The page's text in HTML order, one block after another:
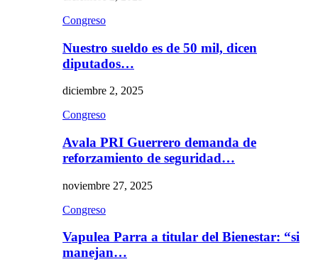
Congreso
Nuestro sueldo es de 50 mil, dicen
diputados…
diciembre 2, 2025
Congreso
Avala PRI Guerrero demanda de
reforzamiento de seguridad…
noviembre 27, 2025
Congreso
Vapulea Parra a titular del Bienestar: “si
manejan…